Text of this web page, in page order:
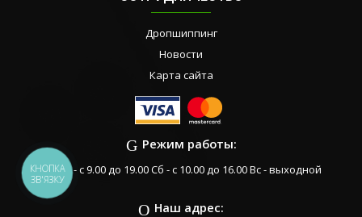
Дропшиппинг
Новости
Карта сайта
Режим работы:
Пн-Пт - с 9.00 до 19.00 Сб - с 10.00 до 16.00 Вс - выходной
Наш адрес:
КНОПКА
ЗВ'ЯЗКУ